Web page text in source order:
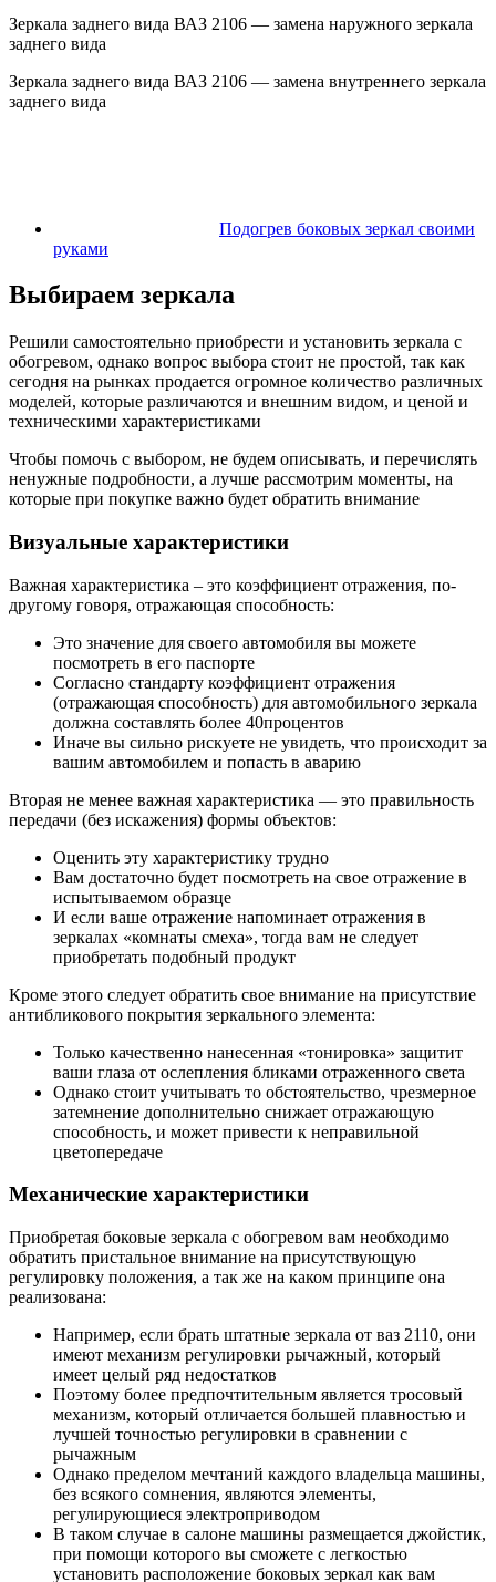
Зеркала заднего вида ВАЗ 2106 — замена наружного зеркала
заднего вида
Зеркала заднего вида ВАЗ 2106 — замена внутреннего зеркала
заднего вида
Подогрев боковых зеркал своими
руками
Выбираем зеркала
Решили самостоятельно приобрести и установить зеркала с
обогревом, однако вопрос выбора стоит не простой, так как
сегодня на рынках продается огромное количество различных
моделей, которые различаются и внешним видом, и ценой и
техническими характеристиками
Чтобы помочь с выбором, не будем описывать, и перечислять
ненужные подробности, а лучше рассмотрим моменты, на
которые при покупке важно будет обратить внимание
Визуальные характеристики
Важная характеристика – это коэффициент отражения, по-
другому говоря, отражающая способность:
Это значение для своего автомобиля вы можете
посмотреть в его паспорте
Согласно стандарту коэффициент отражения
(отражающая способность) для автомобильного зеркала
должна составлять более 40процентов
Иначе вы сильно рискуете не увидеть, что происходит за
вашим автомобилем и попасть в аварию
Вторая не менее важная характеристика — это правильность
передачи (без искажения) формы объектов:
Оценить эту характеристику трудно
Вам достаточно будет посмотреть на свое отражение в
испытываемом образце
И если ваше отражение напоминает отражения в
зеркалах «комнаты смеха», тогда вам не следует
приобретать подобный продукт
Кроме этого следует обратить свое внимание на присутствие
антибликового покрытия зеркального элемента:
Только качественно нанесенная «тонировка» защитит
ваши глаза от ослепления бликами отраженного света
Однако стоит учитывать то обстоятельство, чрезмерное
затемнение дополнительно снижает отражающую
способность, и может привести к неправильной
цветопередаче
Механические характеристики
Приобретая боковые зеркала с обогревом вам необходимо
обратить пристальное внимание на присутствующую
регулировку положения, а так же на каком принципе она
реализована:
Например, если брать штатные зеркала от ваз 2110, они
имеют механизм регулировки рычажный, который
имеет целый ряд недостатков
Поэтому более предпочтительным является тросовый
механизм, который отличается большей плавностью и
лучшей точностью регулировки в сравнении с
рычажным
Однако пределом мечтаний каждого владельца машины,
без всякого сомнения, являются элементы,
регулирующиеся электроприводом
В таком случае в салоне машины размещается джойстик,
при помощи которого вы сможете с легкостью
установить расположение боковых зеркал как вам